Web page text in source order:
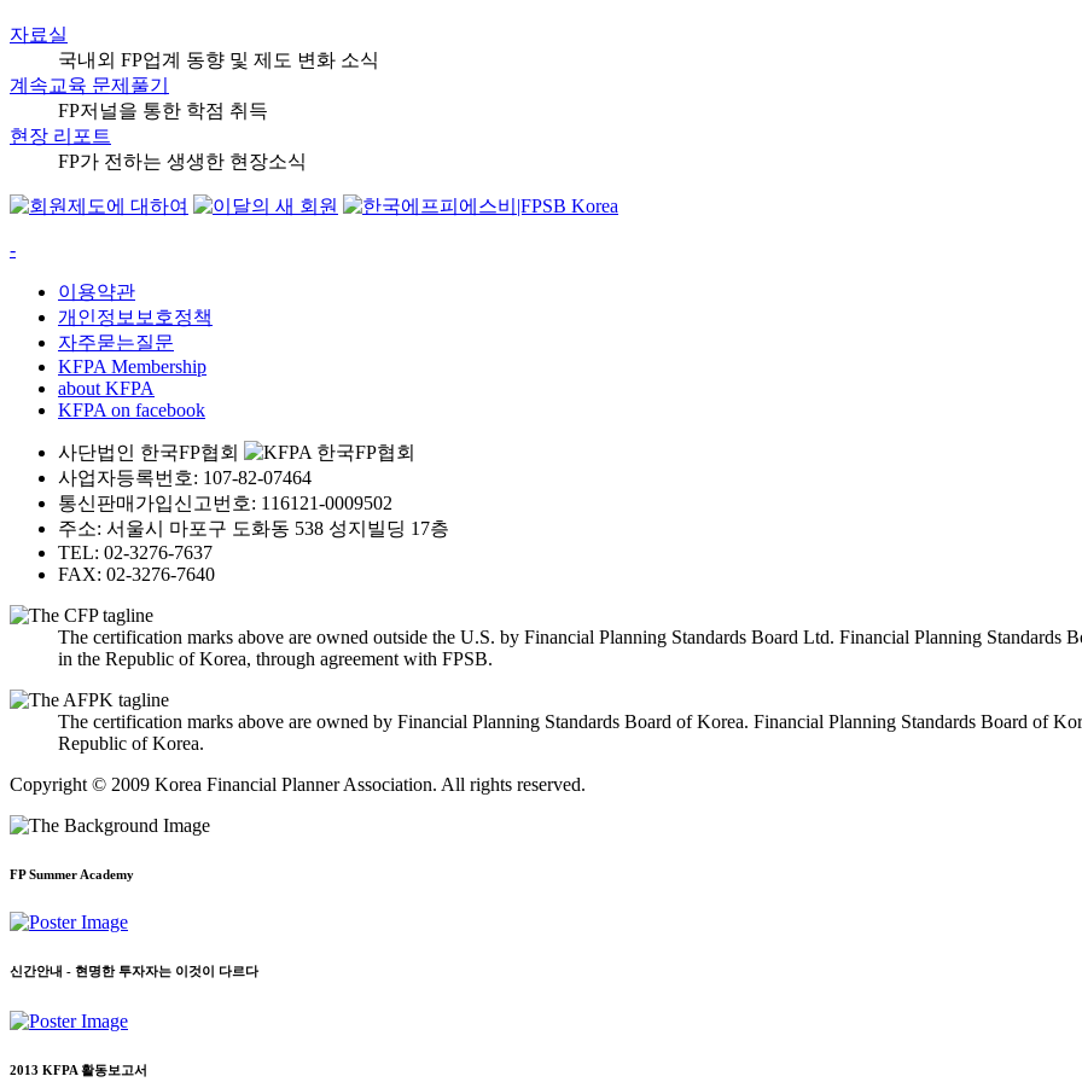
자료실
국내외 FP업계 동향 및 제도 변화 소식
계속교육 문제풀기
FP저널을 통한 학점 취득
현장 리포트
FP가 전하는 생생한 현장소식
-
이용약관
개인정보보호정책
자주묻는질문
KFPA Membership
about KFPA
KFPA on facebook
사단법인 한국FP협회
사업자등록번호: 107-82-07464
통신판매가입신고번호: 116121-0009502
주소: 서울시 마포구 도화동 538 성지빌딩 17층
TEL: 02-3276-7637
FAX: 02-3276-7640
The certification marks above are owned outside the U.S. by Financial Planning Standards Board Ltd. Financial Planning Standards
in the Republic of Korea, through agreement with FPSB.
The certification marks above are owned by Financial Planning Standards Board of Korea. Financial Planning Standards Board of
Republic of Korea.
Copyright © 2009 Korea Financial Planner Association. All rights reserved.
FP Summer Academy
신간안내 - 현명한 투자자는 이것이 다르다
2013 KFPA 활동보고서